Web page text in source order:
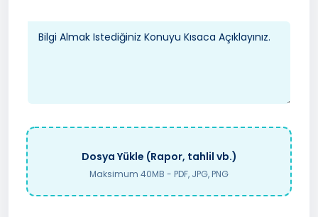
Dosya Yükle (Rapor, tahlil vb.)
Maksimum 40MB - PDF, JPG, PNG